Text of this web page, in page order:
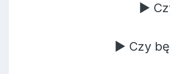
►
► Czy